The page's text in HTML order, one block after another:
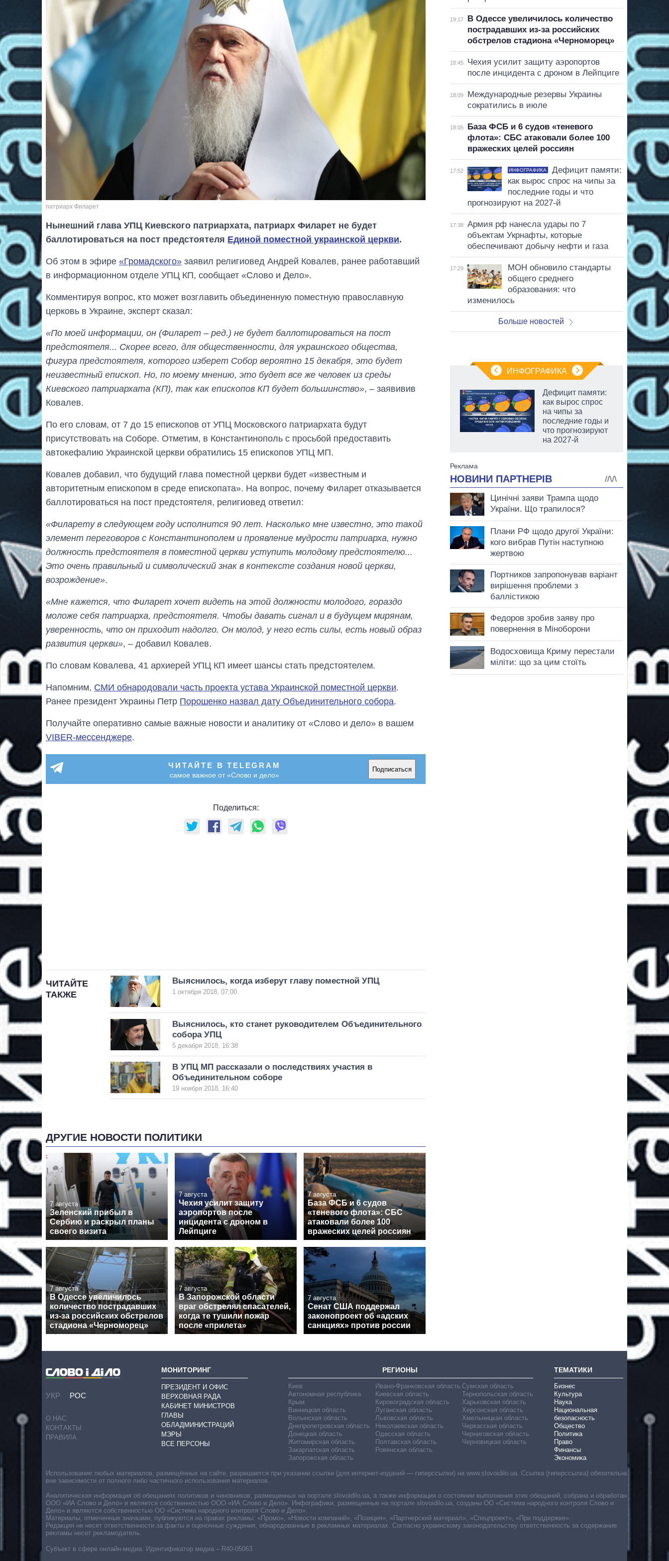
патриарх Филарет
Нынешний глава УПЦ Киевского патриархата, патриарх Филарет не будет
баллотироваться на пост предстоятеля Единой поместной украинской церкви.
Об этом в эфире «Громадского» заявил религиовед Андрей Ковалев, ранее работавший
в информационном отделе УПЦ КП, сообщает «Слово и Дело».
Комментируя вопрос, кто может возглавить объединенную поместную православную
церковь в Украине, эксперт сказал:
«По моей информации, он (Филарет – ред.) не будет баллотироваться на пост
предстоятеля... Скорее всего, для общественности, для украинского общества,
фигура предстоятеля, которого изберет Собор вероятно 15 декабря, это будет
неизвестный епископ. Но, по моему мнению, это будет все же человек из среды
Киевского патриархата (КП), так как епископов КП будет большинство», – заявивив
Ковалев.
По его словам, от 7 до 15 епископов от УПЦ Московского патриархата будут
присутствовать на Соборе. Отметим, в Константинополь с просьбой предоставить
автокефалию Украинской церкви обратились 15 епископов УПЦ МП.
Ковалев добавил, что будущий глава поместной церкви будет «известным и
авторитетным епископом в среде епископата». На вопрос, почему Филарет отказывается
баллотироваться на пост предстоятеля, религиовед ответил:
«Филарету в следующем году исполнится 90 лет. Насколько мне известно, это такой
элемент переговоров с Константинополем и проявление мудрости патриарха, нужно
должность предстоятеля в поместной церкви уступить молодому предстоятелю...
Это очень правильный и символический знак в контексте создания новой церкви,
возрождение».
«Мне кажется, что Филарет хочет видеть на этой должности молодого, гораздо
моложе себя патриарха, предстоятеля. Чтобы давать сигнал и в будущем мирянам,
уверенность, что он приходит надолго. Он молод, у него есть силы, есть новый образ
развития церкви», – добавил Ковалев.
По словам Ковалева, 41 архиерей УПЦ КП имеет шансы стать предстоятелем.
Напомним, СМИ обнародовали часть проекта устава Украинской поместной церкви.
Ранее президент Украины Петр Порошенко назвал дату Объединительного собора.
Получайте оперативно самые важные новости и аналитику от «Слово и дело» в вашем
VIBER-мессенджере.
ЧИТАЙТЕ В TELEGRAM
самое важное от «Слово и дело»
Подписаться
Поделиться:
ЧИТАЙТЕ
ТАКЖЕ
Выяснилось, когда изберут главу поместной УПЦ
1 октября 2018, 07:00
Выяснилось, кто станет руководителем Объединительного
собора УПЦ
5 декабря 2018, 16:38
В УПЦ МП рассказали о последствиях участия в
Объединительном соборе
19 ноября 2018, 16:40
ДРУГИЕ НОВОСТИ ПОЛИТИКИ
7 августа
Зеленский прибыл в
Сербию и раскрыл планы
своего визита
7 августа
Чехия усилит защиту
аэропортов после
инцидента с дроном в
Лейпциге
7 августа
База ФСБ и 6 судов
«теневого флота»: СБС
атаковали более 100
вражеских целей россиян
7 августа
В Одессе увеличилось
количество пострадавших
из-за российских обстрелов
стадиона «Черноморец»
7 августа
В Запорожской области
враг обстрелял спасателей,
когда те тушили пожар
после «прилета»
7 августа
Сенат США поддержал
законопроект об «адских
санкциях» против россии
19:17
В Одессе увеличилось количество
пострадавших из-за российских
обстрелов стадиона «Черноморец»
18:45
Чехия усилит защиту аэропортов
после инцидента с дроном в Лейпциге
18:09
Международные резервы Украины
сократились в июле
18:05
База ФСБ и 6 судов «теневого
флота»: СБС атаковали более 100
вражеских целей россиян
17:52 ИНФОГРАФИКА
Дефицит памяти:
как вырос спрос на чипы за
последние годы и что
прогнозируют на 2027-й
17:38
Армия рф нанесла удары по 7
объектам Укрнафты, которые
обеспечивают добычу нефти и газа
17:29
МОН обновило стандарты
общего среднего
образования: что
изменилось
Больше новостей
ИНФОГРАФИКА
Как за 10 лет
магистратуру и
аспирантуру
Дефицит памяти:
как вырос спрос
на чипы за
последние годы и
что прогнозируют
на 2027-й
УКР РОС
О НАС
КОНТАКТЫ
ПРАВИЛА
МОНИТОРИНГ
ПРЕЗИДЕНТ И ОФИС
ВЕРХОВНАЯ РАДА
КАБИНЕТ МИНИСТРОВ
ГЛАВЫ
ОБЛАДМИНИСТРАЦИЙ
МЭРЫ
ВСЕ ПЕРСОНЫ
РЕГИОНЫ
Киев
Автономная республика
Крым
Винницкая область
Волынская область
Днепропетровская область
Донецкая область
Житомирская область
Закарпатская область
Запорожская область
Ивано-Франковская область
Киевская область
Кировоградская область
Луганская область
Львовская область
Николаевская область
Одесская область
Полтавская область
Ровенская область
Сумская область
Тернопольская область
Харьковская область
Херсонская область
Хмельницкая область
Черкасская область
Черниговская область
Черновицкая область
ТЕМАТИКИ
Бизнес
Культура
Наука
Национальная
безопасность
Общество
Политика
Право
Финансы
Экономика
Субъект в сфере онлайн-медиа. Идентификатор медиа – R40-05063
Использование любых материалов, размещённых на сайте, разрешается при указании ссылки (для интернет-изданий — гиперссылки) на www.slovoidilo.ua. Ссылка (гиперссылка) обязательна
вне зависимости от полного либо частичного использования материалов.
Аналитическая информация об обещаниях политиков и чиновников, размещенных на портале slovoidilo.ua, а также информация о состоянии выполнения этих обещаний, собрана и обработана
ООО «ИА Слово и Дело» и является собственностью ООО «ИА Слово и Дело». Инфографики, размещенные на портале slovoidilo.ua, созданы ОО «Система народного контроля Слово и
Дело» и являются собственностью ОО «Система народного контроля Слово и Дело».
Материалы, отмеченные значками, публикуются на правах рекламы: «Промо», «Новости компаний», «Позиция», «Партнерский материал», «Спецпроект», «При поддержке».
Редакция не несет ответственности за факты и оценочные суждения, обнародованные в рекламных материалах. Согласно украинскому законодательству ответственность за содержание
рекламы несет рекламодатель.